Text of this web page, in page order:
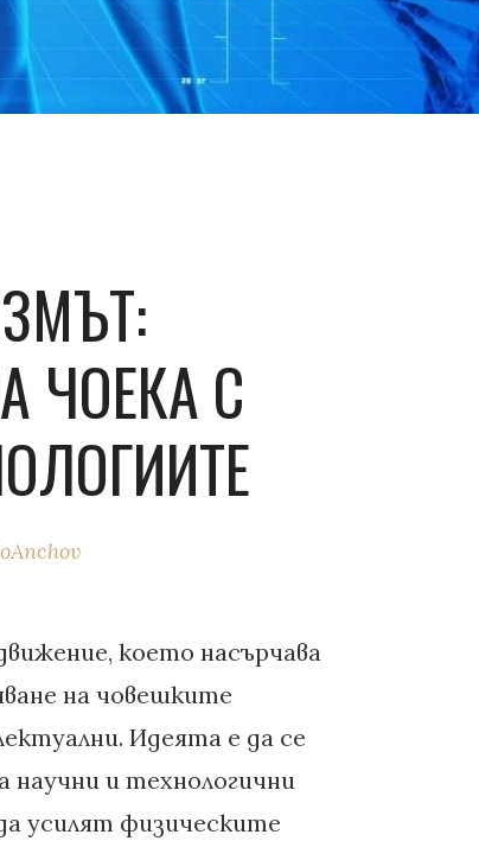
ЧОЕКА С
което насърчава
на човешките
Идеята е да се
научни и технологични
усилят физическите